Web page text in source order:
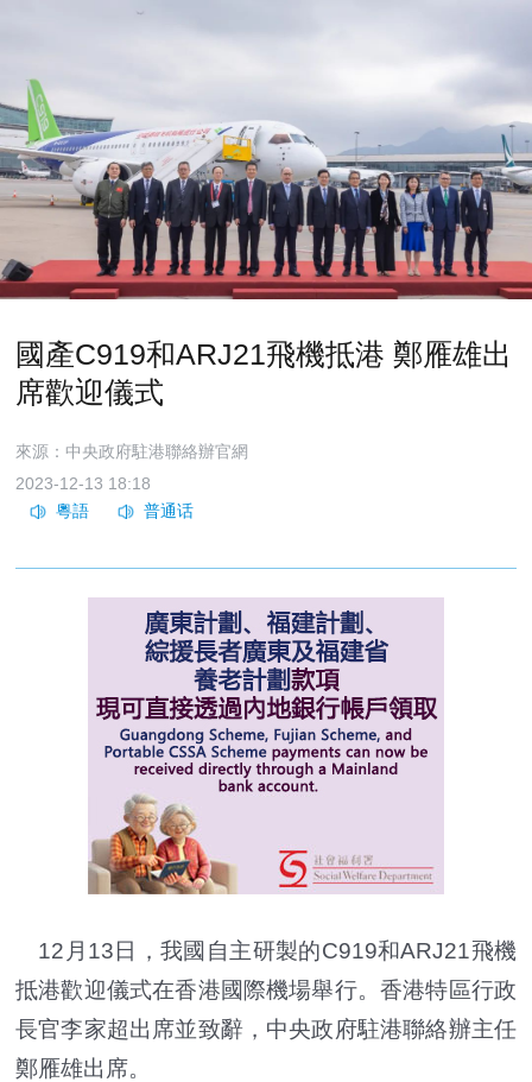
國產C919和ARJ21飛機抵港 鄭雁雄出
席歡迎儀式
來源：中央政府駐港聯絡辦官網
2023-12-13 18:18
12月13日，我國自主研製的C919和ARJ21飛機
抵港歡迎儀式在香港國際機場舉行。香港特區行政
長官李家超出席並致辭，中央政府駐港聯絡辦主任
鄭雁雄出席。